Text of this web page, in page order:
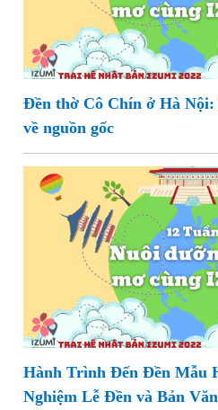
Đền thờ Cô Chín ở Hà
về nguồn gốc
Hành Trình Đến Đền Mẫu
Nghiệm Lễ Đền và Bản Văn